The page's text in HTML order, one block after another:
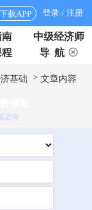
下载APP 登录 / 注册
中级经济师
程 导 航
基础 > 文章内容
记等